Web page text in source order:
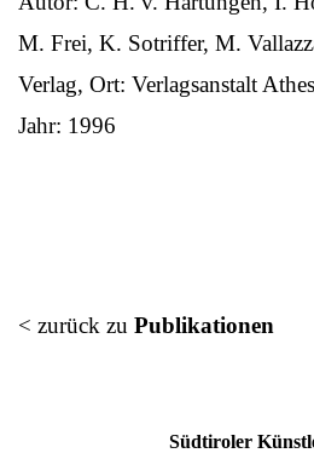
M. Frei, K. Sotriffer, M.
Verlag, Ort: Verlagsanstalt
Jahr: 1996
< zurück zu Publikationen
Südtiroler